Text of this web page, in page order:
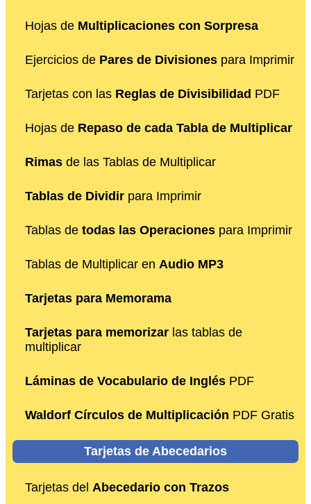
Hojas de Multiplicaciones con Sorpresa
Ejercicios de Pares de Divisiones para Imprimir
Tarjetas con las Reglas de Divisibilidad PDF
Hojas de Repaso de cada Tabla de Multiplicar
Rimas de las Tablas de Multiplicar
Tablas de Dividir para Imprimir
Tablas de todas las Operaciones para Imprimir
Tablas de Multiplicar en Audio MP3
Tarjetas para Memorama
Tarjetas para memorizar las tablas de
multiplicar
Láminas de Vocabulario de Inglés PDF
Waldorf Círculos de Multiplicación PDF Gratis
Tarjetas de Abecedarios
Tarjetas del Abecedario con Trazos